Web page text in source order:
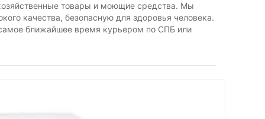
товары и моющие средства. Мы
качества, безопасную для здоровья человека.
ближайшее время курьером по СПБ или